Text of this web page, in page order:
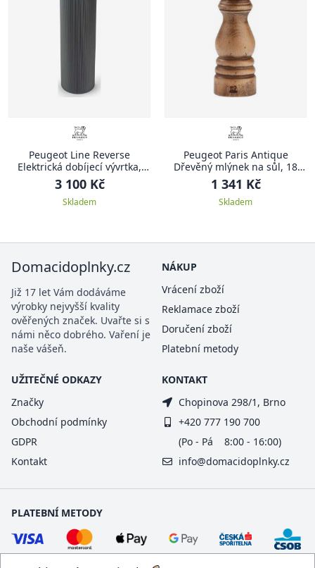
Peugeot Line Reverse
Elektrická dobíjecí vývrtka,
černá, 21 cm
3 100 Kč
Skladem
Peugeot Paris Antique
Dřevěný mlýnek na sůl, 18
cm, přírodní
1 341 Kč
Skladem
Domacidoplnky.cz
Již 17 let Vám dodáváme
výrobky nejvyšší kvality
ověřených značek. Uvařte si s
námi něco dobrého. Vaření je
naše vášeň.
NÁKUP
Vrácení zboží
Reklamace zboží
Doručení zboží
Platební metody
UŽITEČNÉ ODKAZY
Značky
Obchodní podmínky
GDPR
Kontakt
KONTAKT
Chopinova 298/1, Brno
+420 777 190 700
(Po - Pá 8:00 - 16:00)
info@domacidoplnky.cz
PLATEBNÍ METODY